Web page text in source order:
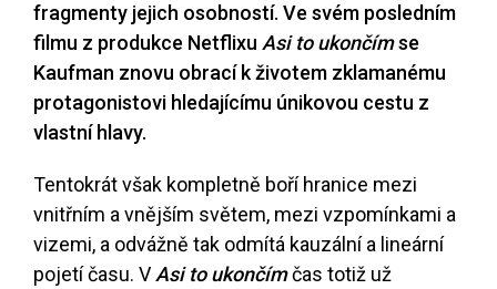
fragmenty jejich osobností. Ve svém posledním
filmu z produkce Netflixu Asi to ukončímse
Kaufman znovu obrací k životem zklamanému
protagonistovi hledajícímu únikovou cestu z
vlastní hlavy.
Tentokrát však kompletně boří hranice mezi
vnitřním a vnějším světem, mezi vzpomínkami a
vizemi, a odvážně tak odmítá kauzální a lineární
pojetí času. VAsi to ukončímčas totiž už